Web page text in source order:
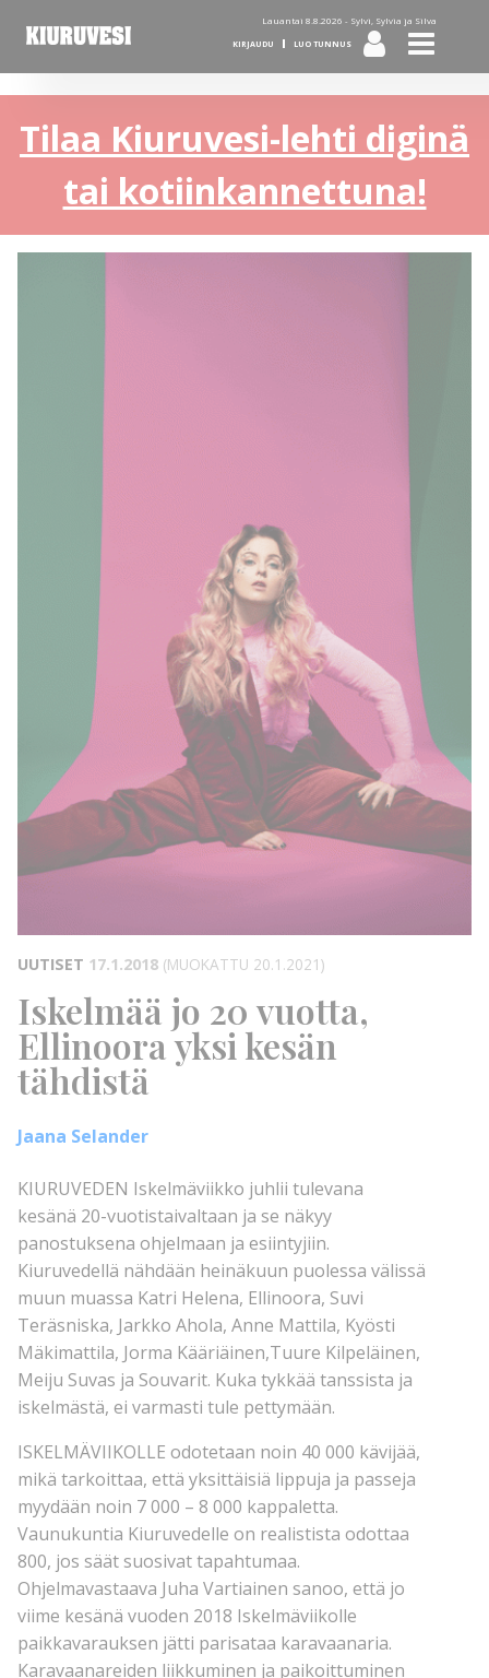
Lauantai 8.8.2026 - Sylvi, Sylvia ja Silva
KIRJAUDU LUO TUNNUS
Tilaa Kiuruvesi-lehti diginä
tai kotiinkannettuna!
UUTISET 17.1.2018 (MUOKATTU 20.1.2021)
Iskelmää jo 20 vuotta,
Ellinoora yksi kesän
tähdistä
Jaana Selander
KIURUVEDEN Iskelmäviikko juhlii tulevana
kesänä 20-vuotistaivaltaan ja se näkyy
panostuksena ohjelmaan ja esiintyjiin.
Kiuruvedellä nähdään heinäkuun puolessa välissä
muun muassa Katri Helena, Ellinoora, Suvi
Teräsniska, Jarkko Ahola, Anne Mattila, Kyösti
Mäkimattila, Jorma Kääriäinen,Tuure Kilpeläinen,
Meiju Suvas ja Souvarit. Kuka tykkää tanssista ja
iskelmästä, ei varmasti tule pettymään.
ISKELMÄVIIKOLLE odotetaan noin 40 000 kävijää,
mikä tarkoittaa, että yksittäisiä lippuja ja passeja
myydään noin 7 000 – 8 000 kappaletta.
Vaunukuntia Kiuruvedelle on realistista odottaa
800, jos säät suosivat tapahtumaa.
Ohjelmavastaava Juha Vartiainen sanoo, että jo
viime kesänä vuoden 2018 Iskelmäviikolle
paikkavarauksen jätti parisataa karavaanaria.
Karavaanareiden liikkuminen ja paikoittuminen